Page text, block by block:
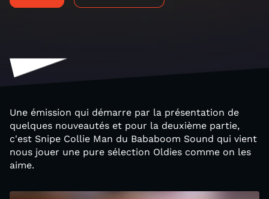
Une émission qui démarre par la présentation de
quelques nouveautés et pour la deuxième partie,
c'est Snipe Collie Man du Bababoom Sound qui vient
nous jouer une pure sélection Oldies comme on les
aime.